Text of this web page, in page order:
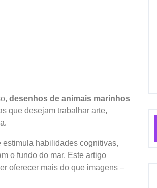
desenhos de animais marinhos
que desejam trabalhar arte,
habilidades cognitivas,
o fundo do mar. Este artigo
oferecer mais do que imagens –